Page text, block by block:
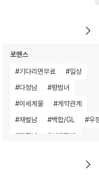
로맨스
#기다리면무료 #일상
#다정남 #평범녀
#이세계물 #계약관계
#재벌남 #백합/GL #우
#까칠남 # 사제관계